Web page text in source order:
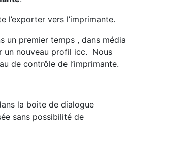
vers l’imprimante.
un premier temps , dans média
un nouveau profil icc. Nous
de contrôle de l’imprimante.
la boite de dialogue
sans possibilité de